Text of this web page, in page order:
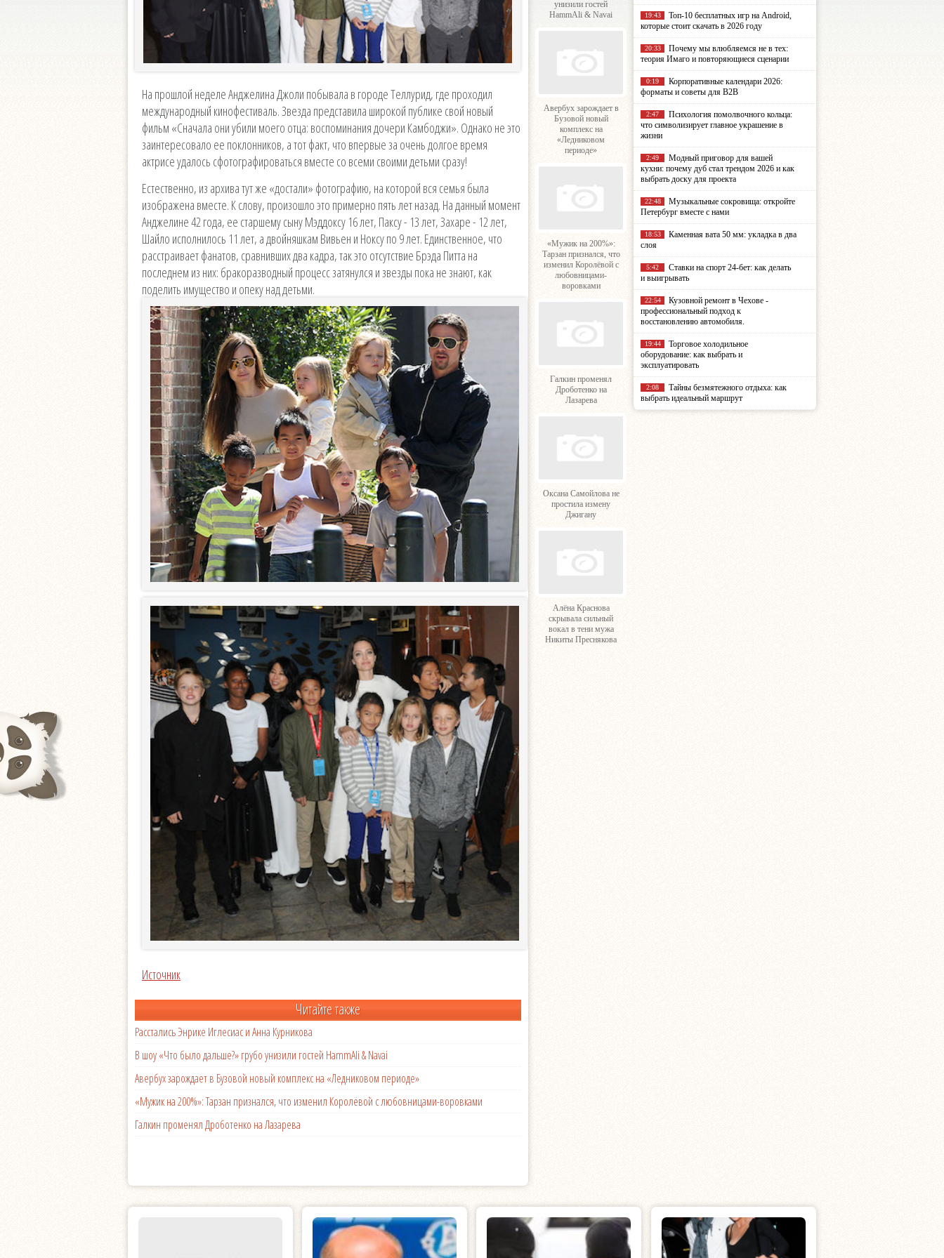
На прошлой неделе Анджелина Джоли побывала в городе Теллурид, где проходил
международный кинофестиваль. Звезда представила широкой публике свой новый
фильм «Сначала они убили моего отца: воспоминания дочери Камбоджи». Однако не это
заинтересовало ее поклонников, а тот факт, что впервые за очень долгое время
актрисе удалось сфотографироваться вместе со всеми своими детьми сразу!
Естественно, из архива тут же «достали» фотографию, на которой вся семья была
изображена вместе. К слову, произошло это примерно пять лет назад. На данный момент
Анджелине 42 года, ее старшему сыну Мэддоксу 16 лет, Паксу - 13 лет, Захаре - 12 лет,
Шайло исполнилось 11 лет, а двойняшкам Вивьен и Ноксу по 9 лет. Единственное, что
расстраивает фанатов, сравнивших два кадра, так это отсутствие Брэда Питта на
последнем из них: бракоразводный процесс затянулся и звезды пока не знают, как
поделить имущество и опеку над детьми.
Источник
Читайте также
Расстались Энрике Иглесиас и Анна Курникова
В шоу «Что было дальше?» грубо унизили гостей HammAli & Navai
Авербух зарождает в Бузовой новый комплекс на «Ледниковом периоде»
«Мужик на 200%»: Тарзан признался, что изменил Королёвой с любовницами-воровками
Галкин променял Дроботенко на Лазарева
унизили гостей
HammAli & Navai
Авербух зарождает в
Бузовой новый
комплекс на
«Ледниковом
периоде»
«Мужик на 200%»:
Тарзан признался, что
изменил Королёвой с
любовницами-
воровками
Галкин променял
Дроботенко на
Лазарева
Оксана Самойлова не
простила измену
Джигану
Алёна Краснова
скрывала сильный
вокал в тени мужа
Никиты Преснякова
19:43
Топ-10 бесплатных игр на Android,
которые стоит скачать в 2026 году
20:33
Почему мы влюбляемся не в тех:
теория Имаго и повторяющиеся сценарии
0:19
Корпоративные календари 2026:
форматы и советы для B2B
2:47
Психология помолвочного кольца:
что символизирует главное украшение в
жизни
2:49
Модный приговор для вашей
кухни: почему дуб стал трендом 2026 и как
выбрать доску для проекта
22:48
Музыкальные сокровища: откройте
Петербург вместе с нами
18:53
Каменная вата 50 мм: укладка в два
слоя
5:42
Ставки на спорт 24-бет: как делать
и выигрывать
22:54
Кузовной ремонт в Чехове -
профессиональный подход к
восстановлению автомобиля.
19:44
Торговое холодильное
оборудование: как выбрать и
эксплуатировать
2:08
Тайны безмятежного отдыха: как
выбрать идеальный маршрут